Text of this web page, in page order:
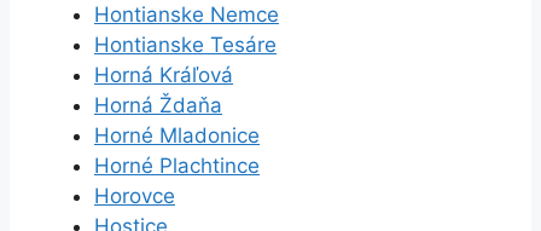
Hontianske Nemce
Hontianske Tesáre
Horná Kráľová
Horná Ždaňa
Horné Mladonice
Horné Plachtince
Horovce
Hostice